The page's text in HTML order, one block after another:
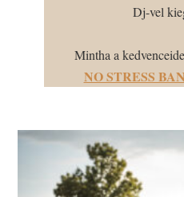
Dj-vel
Mintha a
NO STRESS